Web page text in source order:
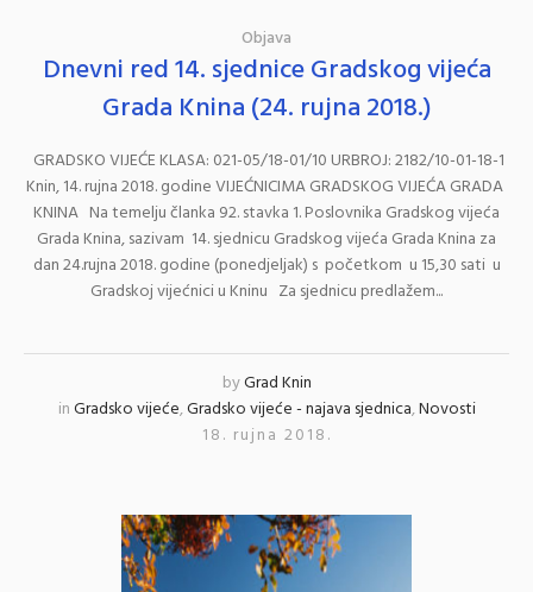
Objava
Dnevni red 14. sjednice Gradskog vijeća
Grada Knina (24. rujna 2018.)
GRADSKO VIJEĆE KLASA: 021-05/18-01/10 URBROJ: 2182/10-01-18-1
Knin, 14. rujna 2018. godine VIJEĆNICIMA GRADSKOG VIJEĆA GRADA
KNINA Na temelju članka 92. stavka 1. Poslovnika Gradskog vijeća
Grada Knina, sazivam 14. sjednicu Gradskog vijeća Grada Knina za
dan 24.rujna 2018. godine (ponedjeljak) s početkom u 15,30 sati u
Gradskoj vijećnici u Kninu Za sjednicu predlažem...
byGrad Knin
inGradsko vijeće,Gradsko vijeće - najava sjednica,Novosti
18. rujna 2018.